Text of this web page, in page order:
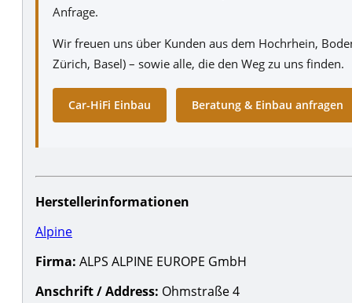
Anfrage.
Wir freuen uns über Kunden aus dem Hochrhein,
Zürich, Basel) – sowie alle, die den Weg zu uns finden.
Car-HiFi Einbau Beratung & Einbau anfragen
Herstellerinformationen
Alpine
Firma: ALPS ALPINE EUROPE GmbH
Anschrift / Address: Ohmstraße 4